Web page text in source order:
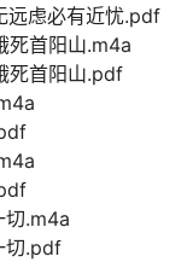
远虑必有近忧.pdf
死首阳山.m4a
死首阳山.pdf
切.m4a
切.pdf